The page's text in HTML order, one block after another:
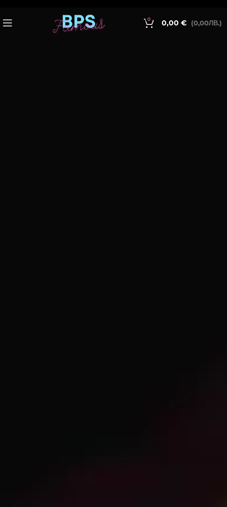
0 0,00 € (0,00ЛВ.)